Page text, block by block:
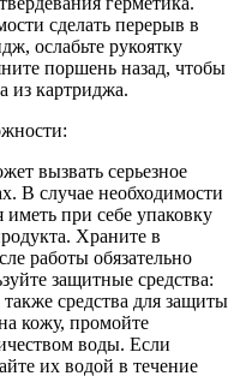
сделать перерыв в
ослабьте рукоятку
поршень назад, чтобы
из картриджа.
вызвать серьезное
В случае необходимости
иметь при себе упаковку
Храните в
работы обязательно
защитные средства:
средства для защиты
кожу, промойте
воды. Если
их водой в течение